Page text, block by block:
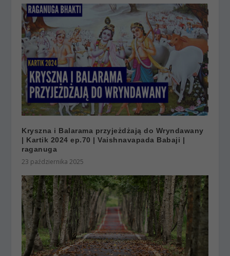
Kryszna i Balarama przyjeżdżają do Wryndawany
| Kartik 2024 ep.70 | Vaishnavapada Babaji |
raganuga
23 października 2025